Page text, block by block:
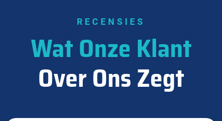
RECENSIES
Wat Onze Klant
Over Ons Zegt